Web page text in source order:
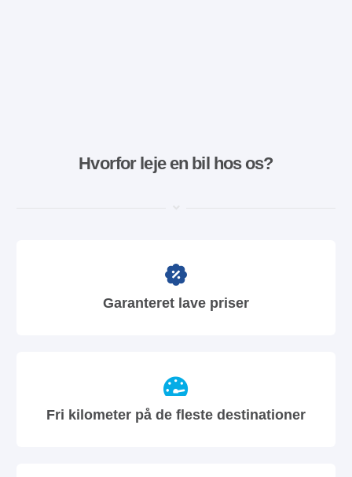
Hvorfor leje en bil hos os?
Garanteret lave priser
Fri kilometer på de fleste destinationer